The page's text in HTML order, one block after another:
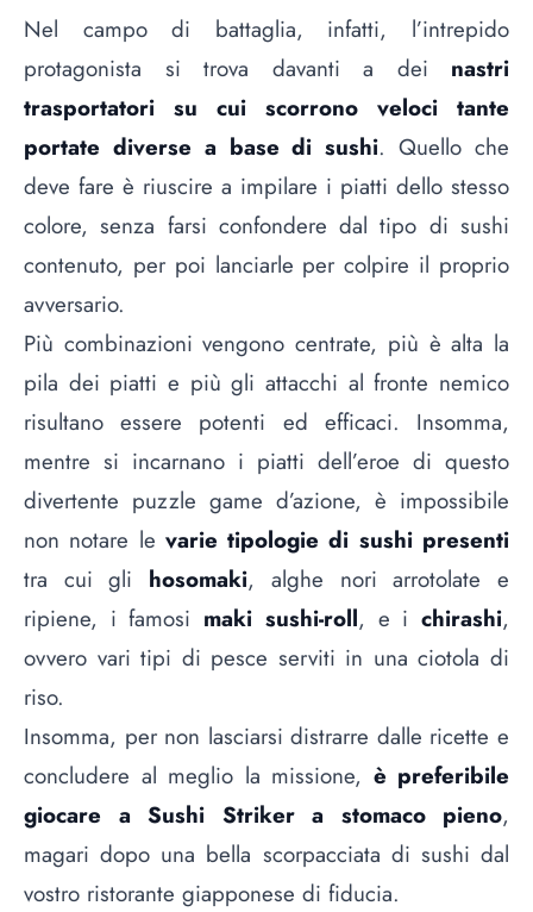
Nel campo di battaglia, infatti, l’intrepido
protagonista si trova davanti a dei nastri
trasportatori su cui scorrono veloci tante
portate diverse a base di sushi. Quello che
deve fare è riuscire a impilare i piatti dello stesso
colore, senza farsi confondere dal tipo di sushi
contenuto, per poi lanciarle per colpire il proprio
avversario.
Più combinazioni vengono centrate, più è alta la
pila dei piatti e più gli attacchi al fronte nemico
risultano essere potenti ed efficaci. Insomma,
mentre si incarnano i piatti dell’eroe di questo
divertente puzzle game d’azione, è impossibile
non notare le varie tipologie di sushi presenti
tra cui gli hosomaki, alghe nori arrotolate e
ripiene, i famosi maki sushi-roll, e ichirashi,
ovvero vari tipi di pesce serviti in una ciotola di
riso.
Insomma, per non lasciarsi distrarre dalle ricette e
concludere al meglio la missione, è preferibile
giocare a Sushi Striker a stomaco pieno,
magari dopo una bella scorpacciata di sushi dal
vostro ristorante giapponese di fiducia.